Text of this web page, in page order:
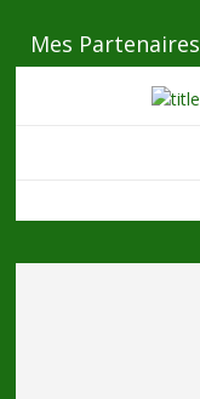
Mes Partenaires